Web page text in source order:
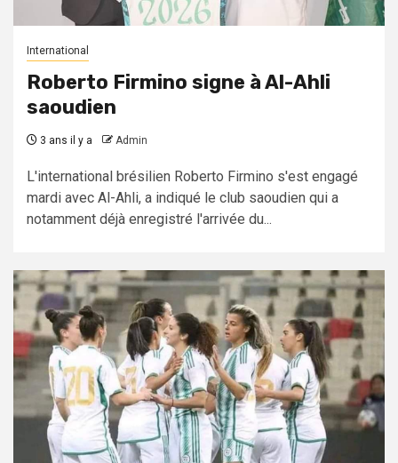
International
Roberto Firmino signe à Al-Ahli
saoudien
3 ans il y a Admin
L'international brésilien Roberto Firmino s'est engagé
mardi avec Al-Ahli, a indiqué le club saoudien qui a
notamment déjà enregistré l'arrivée du...